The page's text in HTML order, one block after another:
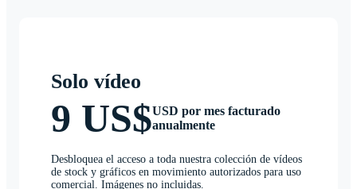
Solo vídeo
9 US$USD por mes facturado
anualmente
Desbloquea el acceso a toda nuestra colección de vídeos
de stock y gráficos en movimiento autorizados para uso
comercial. Imágenes no incluidas.